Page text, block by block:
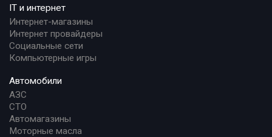
IT и интернет
Интернет-магазины
Интернет провайдеры
Социальные сети
Компьютерные игры
Автомобили
АЗС
СТО
Автомагазины
Моторные масла